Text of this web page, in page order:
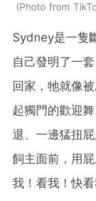
Photo from
Sydney是一隻
自己發明了一
回家，牠就像
起獨門的歡迎
退、一邊猛扭
飼主面前，用
我！看我！快